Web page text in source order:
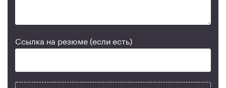
Ссылка на резюме (если есть)